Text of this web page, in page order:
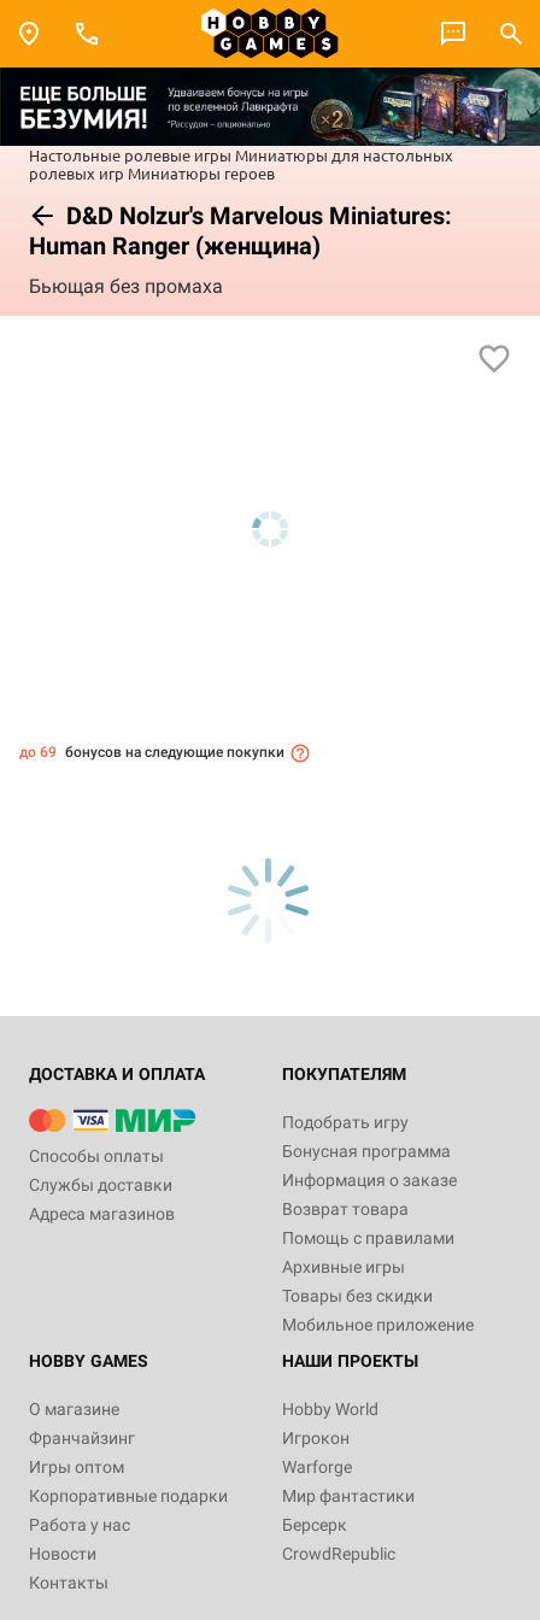
Настольные ролевые игры Миниатюры для настольных
ролевых игр Миниатюры героев
D&D Nolzur's Marvelous Miniatures:
Human Ranger (женщина)
Бьющая без промаха
до 69 бонусов на следующие покупки
ДОСТАВКА И ОПЛАТА
Способы оплаты
Службы доставки
Адреса магазинов
ПОКУПАТЕЛЯМ
Подобрать игру
Бонусная программа
Информация о заказе
Возврат товара
Помощь с правилами
Архивные игры
Товары без скидки
Мобильное приложение
HOBBY GAMES
О магазине
Франчайзинг
Игры оптом
Корпоративные подарки
Работа у нас
Новости
Контакты
НАШИ ПРОЕКТЫ
Hobby World
Игрокон
Warforge
Мир фантастики
Берсерк
CrowdRepublic